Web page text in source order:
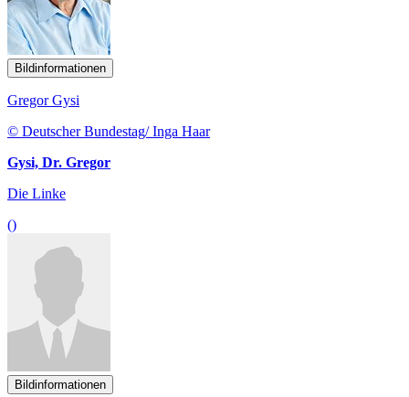
Bildinformationen
Gregor Gysi
© Deutscher Bundestag/ Inga Haar
Gysi, Dr. Gregor
Die Linke
()
Bildinformationen